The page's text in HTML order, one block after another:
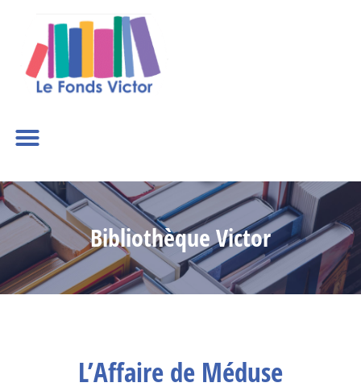
Bibliothèque Victor
L’Affaire de Méduse